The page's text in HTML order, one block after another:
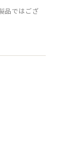
品ではござ